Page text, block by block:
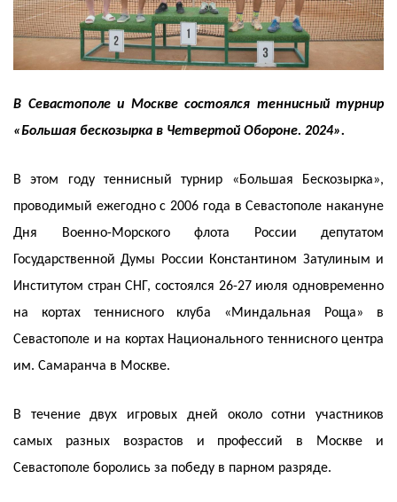
В Севастополе и Москве состоялся теннисный турнир
«Большая бескозырка в Четвертой Обороне. 2024».
В этом году теннисный турнир «Большая Бескозырка»,
проводимый ежегодно с 2006 года в Севастополе накануне
Дня Военно-Морского флота России депутатом
Государственной Думы России Константином Затулиным и
Институтом стран СНГ, состоялся 26-27 июля одновременно
на кортах теннисного клуба «Миндальная Роща» в
Севастополе и на кортах Национального теннисного центра
им. Самаранча в Москве.
В течение двух игровых дней около сотни участников
самых разных возрастов и профессий в Москве и
Севастополе боролись за победу в парном разряде.